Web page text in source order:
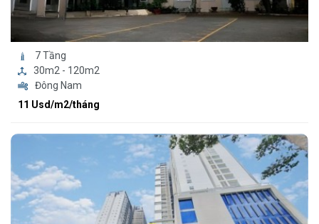
7 Tầng
30m2 - 120m2
Đông Nam
11 Usd/m2/tháng